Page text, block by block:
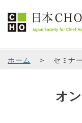
ホーム ＞ セミナー
オ